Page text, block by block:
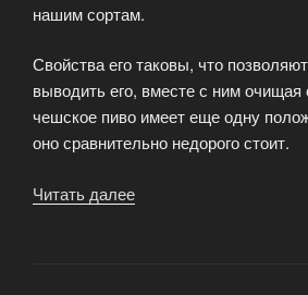
нашим сортам.
Свойства его таковы, что
выводить его, вместе с ним очищая
чешское пиво имеет еще одну
оно сравнительно недорого стоит.
Читать далее